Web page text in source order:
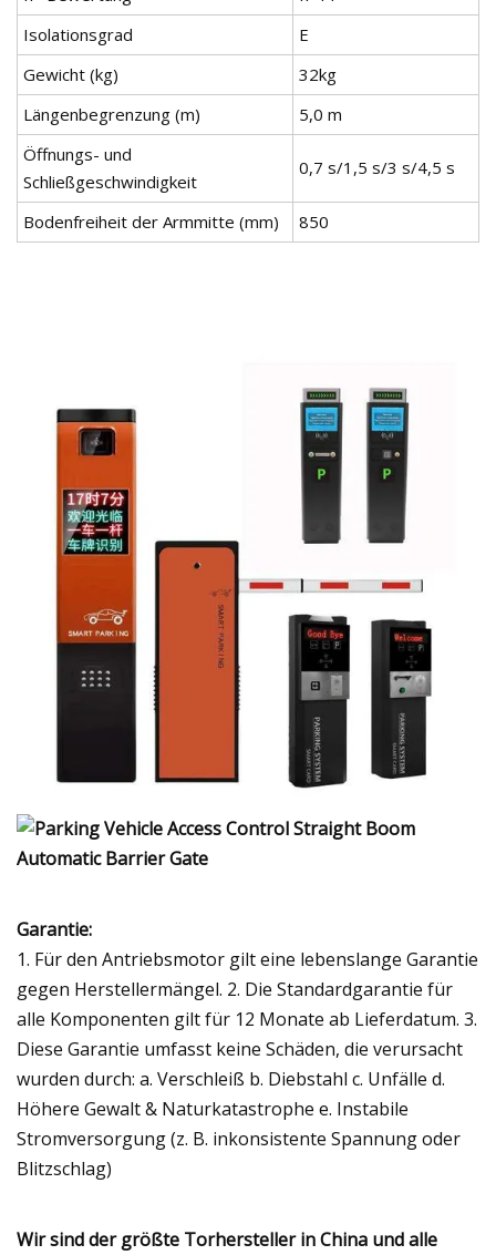
Isolationsgrad
E
Gewicht (kg)
32kg
Längenbegrenzung (m)
5,0 m
Öffnungs- und
Schließgeschwindigkeit
0,7 s/1,5 s/3 s/4,5 s
Bodenfreiheit der Armmitte (mm) 850
Garantie:
1. Für den Antriebsmotor gilt eine lebenslange Garantie
gegen Herstellermängel. 2. Die Standardgarantie für
alle Komponenten gilt für 12 Monate ab Lieferdatum. 3.
Diese Garantie umfasst keine Schäden, die verursacht
wurden durch: a. Verschleiß b. Diebstahl c. Unfälle d.
Höhere Gewalt & Naturkatastrophe e. Instabile
Stromversorgung (z. B. inkonsistente Spannung oder
Blitzschlag)
Wir sind der größte Torhersteller in China und alle